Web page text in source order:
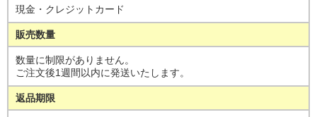
現金・クレジットカード
販売数量
数量に制限がありません。
ご注文後1週間以内に発送いたします。
返品期限